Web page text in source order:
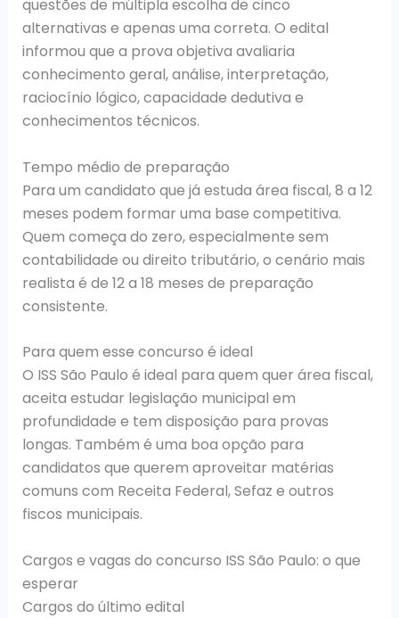
questões de múltipla escolha de cinco
alternativas e apenas uma correta. O edital
informou que a prova objetiva avaliaria
conhecimento geral, análise, interpretação,
raciocínio lógico, capacidade dedutiva e
conhecimentos técnicos.
Tempo médio de preparação
Para um candidato que já estuda área fiscal, 8 a 12
meses podem formar uma base competitiva.
Quem começa do zero, especialmente sem
contabilidade ou direito tributário, o cenário mais
realista é de 12 a 18 meses de preparação
consistente.
Para quem esse concurso é ideal
O ISS São Paulo é ideal para quem quer área fiscal,
aceita estudar legislação municipal em
profundidade e tem disposição para provas
longas. Também é uma boa opção para
candidatos que querem aproveitar matérias
comuns com Receita Federal, Sefaz e outros
fiscos municipais.
Cargos e vagas do concurso ISS São Paulo: o que
esperar
Cargos do último edital